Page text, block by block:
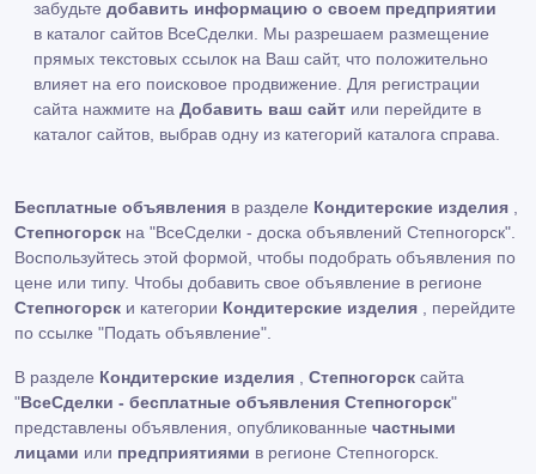
забудьте добавить информацию о своем предприятии
в каталог сайтов ВсеСделки. Мы разрешаем размещение
прямых текстовых ссылок на Ваш сайт, что положительно
влияет на его поисковое продвижение. Для регистрации
сайта нажмите на Добавить ваш сайт или перейдите в
каталог сайтов, выбрав одну из категорий каталога справа.
Бесплатные объявления в разделе Кондитерские изделия
Степногорск на "ВсеСделки - доска объявлений Степногорск".
Воспользуйтесь этой формой, чтобы подобрать объявления по
цене или типу. Чтобы добавить свое объявление в регионе
Степногорск и категории Кондитерские изделия
, перейдите
по ссылке "Подать объявление"
В разделе Кондитерские изделия Степногорск сайта
"ВсеСделки - бесплатные объявления Степногорск"
представлены объявления, опубликованные частными
лицами или предприятиями в регионе Степногорск.